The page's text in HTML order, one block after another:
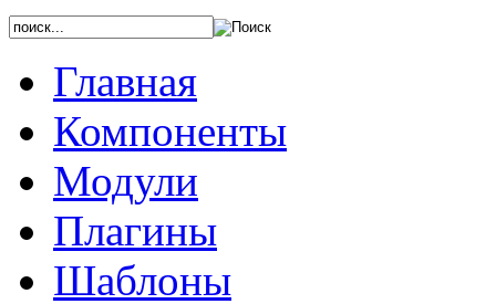
Главная
Компоненты
Модули
Плагины
Шаблоны